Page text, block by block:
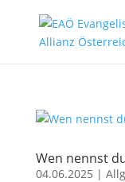
Wen nennst
04.06.2025 |